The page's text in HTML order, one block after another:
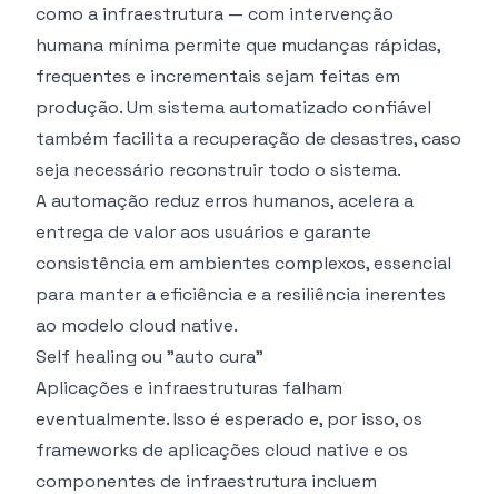
como a infraestrutura — com intervenção
humana mínima permite que mudanças rápidas,
frequentes e incrementais sejam feitas em
produção. Um sistema automatizado confiável
também facilita a recuperação de desastres, caso
seja necessário reconstruir todo o sistema.
A automação reduz erros humanos, acelera a
entrega de valor aos usuários e garante
consistência em ambientes complexos, essencial
para manter a eficiência e a resiliência inerentes
ao modelo cloud native.
Self healing ou "auto cura"
Aplicações e infraestruturas falham
eventualmente. Isso é esperado e, por isso, os
frameworks de aplicações cloud native e os
componentes de infraestrutura incluem